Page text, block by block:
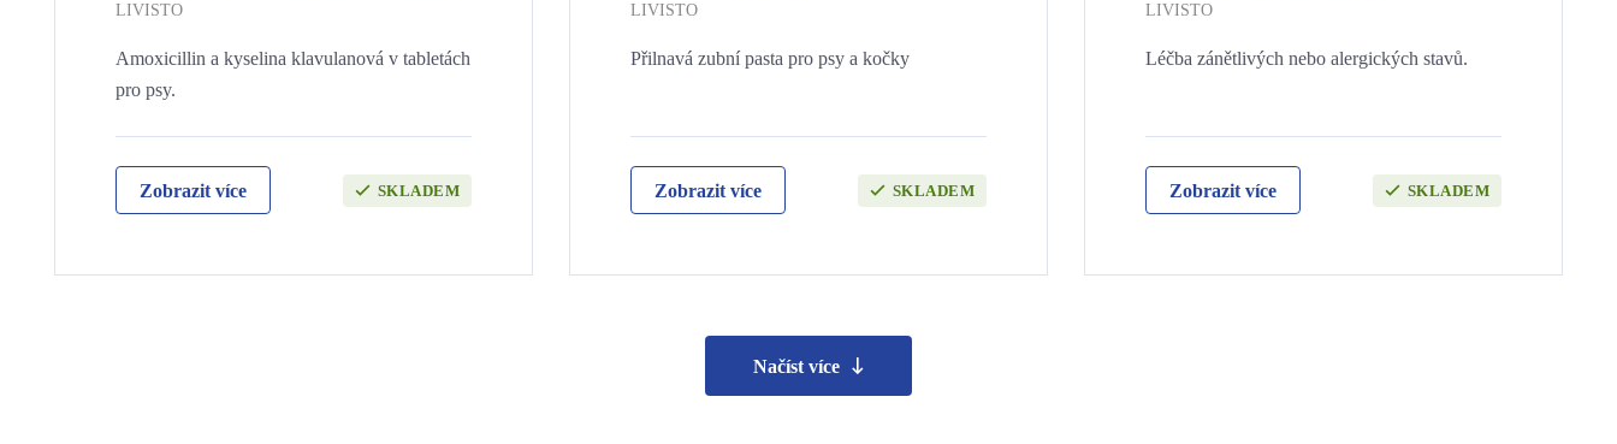
LIVISTO
Amoxicillin a kyselina klavulanová v tabletách
pro psy.
Zobrazit více SKLADEM
LIVISTO
Přilnavá zubní pasta pro psy a kočky
Zobrazit více SKLADEM
LIVISTO
Léčba zánětlivých nebo alergických stavů.
Zobrazit více SKLADEM
Načíst více